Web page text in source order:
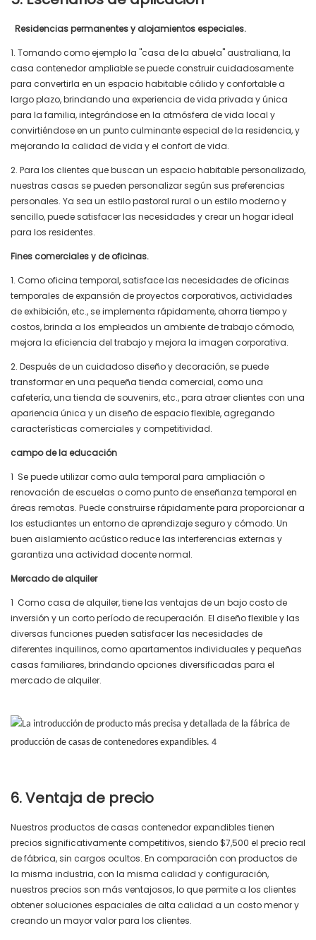
Residencias permanentes y alojamientos especiales.
1. Tomando como ejemplo la "casa de la abuela" australiana, la
casa contenedor ampliable se puede construir cuidadosamente
para convertirla en un espacio habitable cálido y confortable a
largo plazo, brindando una experiencia de vida privada y única
para la familia, integrándose en la atmósfera de vida local y
convirtiéndose en un punto culminante especial de la residencia, y
mejorando la calidad de vida y el confort de vida.
2. Para los clientes que buscan un espacio habitable personalizado,
nuestras casas se pueden personalizar según sus preferencias
personales. Ya sea un estilo pastoral rural o un estilo moderno y
sencillo, puede satisfacer las necesidades y crear un hogar ideal
para los residentes.
Fines comerciales y de oficinas.
1. Como oficina temporal, satisface las necesidades de oficinas
temporales de expansión de proyectos corporativos, actividades
de exhibición, etc., se implementa rápidamente, ahorra tiempo y
costos, brinda a los empleados un ambiente de trabajo cómodo,
mejora la eficiencia del trabajo y mejora la imagen corporativa.
2. Después de un cuidadoso diseño y decoración, se puede
transformar en una pequeña tienda comercial, como una
cafetería, una tienda de souvenirs, etc., para atraer clientes con una
apariencia única y un diseño de espacio flexible, agregando
características comerciales y competitividad.
campo de la educación
1 Se puede utilizar como aula temporal para ampliación o
renovación de escuelas o como punto de enseñanza temporal en
áreas remotas. Puede construirse rápidamente para proporcionar a
los estudiantes un entorno de aprendizaje seguro y cómodo. Un
buen aislamiento acústico reduce las interferencias externas y
garantiza una actividad docente normal.
Mercado de alquiler
1 Como casa de alquiler, tiene las ventajas de un bajo costo de
inversión y un corto período de recuperación. El diseño flexible y las
diversas funciones pueden satisfacer las necesidades de
diferentes inquilinos, como apartamentos individuales y pequeñas
casas familiares, brindando opciones diversificadas para el
mercado de alquiler.
6. Ventaja de precio
Nuestros productos de casas contenedor expandibles tienen
precios significativamente competitivos, siendo $7,500 el precio real
de fábrica, sin cargos ocultos. En comparación con productos de
la misma industria, con la misma calidad y configuración,
nuestros precios son más ventajosos, lo que permite a los clientes
obtener soluciones espaciales de alta calidad a un costo menor y
creando un mayor valor para los clientes.